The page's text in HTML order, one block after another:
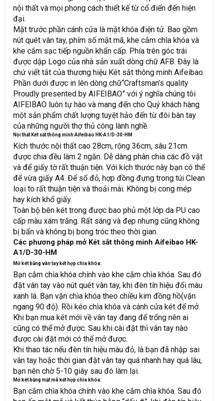
nội thất và mọi phong cách thiết kế từ cổ điển đến hiện
đại.
Mặt trước phần cánh cửa là mặt khóa điện tử. Bao gồm
nút quét vân tay, phím số mật mã, khe cắm chìa khóa và
khe cắm sạc tiếp nguồn khẩn cấp. Phía trên góc trái
được dập Logo của nhà sản xuất dòng chữ AFB. Đây là
chứ viết tắt của thương hiệu Két sắt thông minh Aifeibao.
Phần dưới được in lên dòng chữ“Craftsman’s quality
Proudly presented by AIFEIBAO” với ý nghĩa chúng tôi
AIFEIBAO luôn tự hào và mang đến cho Quý khách hàng
một sản phẩm chất lượng tuyệt hảo đến từ đôi bàn tay
của những người thợ thủ công lành nghề.
Nội thất Két sắt thông minh Aifeibao HK-A1/D-30-HM
Kích thước nội thất cao 28cm, rộng 36cm, sâu 21cm
được chia đều làm 2 ngăn. Dễ dàng phân chia các đồ vật
và để giấy tờ rất thuận tiện. Với kích thước này bạn có thể
để vừa giấy A4. Để sổ đỏ, hợp đồng đựng trong túi Clean
loại to rất thuận tiện và thoải mái. Không bị cong mép
hay kích khổ giấy.
Toàn bộ bên két trong được bao phủ một lớp da PU cao
cấp màu xám trắng. Rất sáng và đẹp nhưng cũng không
bị bẩn và không bị bong tróc theo thời gian.
Các phương pháp mở Két sắt thông minh Aifeibao HK-
A1/D-30-HM
Mở két bằng vân tay kết hợp chìa khóa:
Bạn cắm chìa khóa chính vào khe cắm chìa khóa. Sau đó
đặt vân tay vào nút quét vân tay, khi đèn tín hiệu đổi màu
xanh lá. Bạn vặn chìa khóa theo chiều kim đồng hồ(vặn
ngang 90 độ). Rồi kéo chìa khóa và cánh cửa két để mở.
Khi bạn mua két mới về vân tay đang để trống nên ai
cũng có thể mở được. Sau khi cài đặt thì vân tay nào
được cài đặt mới có thể mở được.
Khi thao tác nếu đèn tín hiệu màu đỏ, là bạn đã nhập sai
vân tay hoặc thời gian đặt vân tay quá nhanh hay quá lâu,
bạn nên chờ 5-10 giây sau đó làm lại.
Mở két bằng mật mã kết hợp chìa khóa:
Bạn cắm chìa khóa chính vào khe cắm chìa khóa. Sau đó